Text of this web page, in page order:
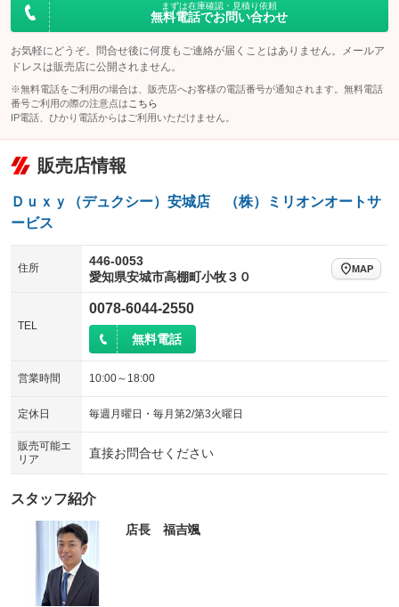
まずは在庫確認・見積り依頼
無料電話でお問い合わせ
お気軽にどうぞ。問合せ後に何度もご連絡が届くことはありません。メールア
ドレスは販売店に公開されません。
※無料電話をご利用の場合は、販売店へお客様の電話番号が通知されます。無料電話
番号ご利用の際の注意点は こちら
IP電話、ひかり電話からはご利用いただけません。
販売店情報
Ｄｕｘｙ（デュクシー）安城店 （株）ミリオンオートサ
ービス
住所
446-0053
愛知県安城市高棚町小牧３０
MAP
TEL
0078-6044-2550
無料電話
営業時間 10:00～18:00
定休日 毎週月曜日・毎月第2/第3火曜日
販売可能エ
リア
直接お問合せください
スタッフ紹介
店長 福吉颯